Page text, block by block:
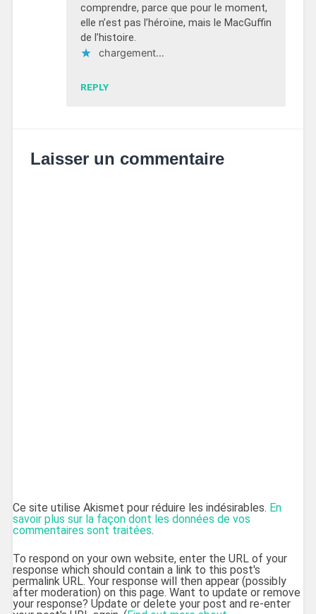
comprendre, parce que pour le moment,
elle n’est pas l’héroïne, mais le MacGuffin
de l’histoire.
chargement…
REPLY
Laisser un commentaire
Ce site utilise Akismet pour réduire les indésirables. En
savoir plus sur la façon dont les données de vos
commentaires sont traitées.
To respond on your own website, enter the URL of your
response which should contain a link to this post's
permalink URL. Your response will then appear (possibly
after moderation) on this page. Want to update or remove
your response? Update or delete your post and re-enter